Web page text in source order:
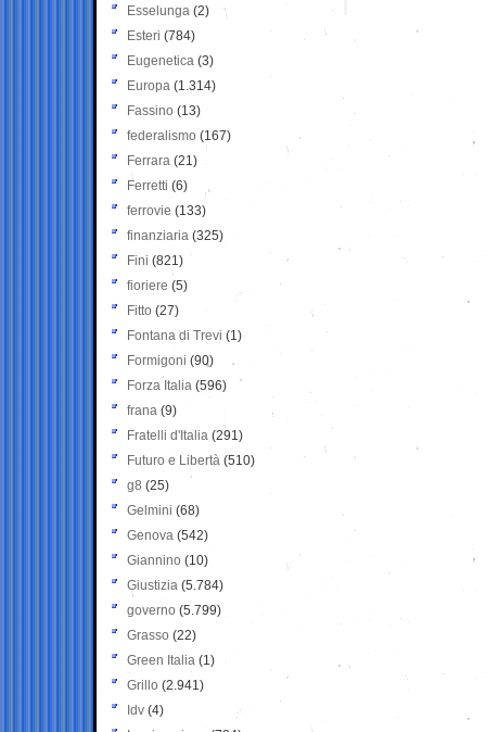
Esselunga (2)
Esteri (784)
Eugenetica (3)
Europa (1.314)
Fassino (13)
federalismo (167)
Ferrara (21)
Ferretti (6)
ferrovie (133)
finanziaria (325)
Fini (821)
fioriere (5)
Fitto (27)
Fontana di Trevi (1)
Formigoni (90)
Forza Italia (596)
frana (9)
Fratelli d'Italia (291)
Futuro e Libertà (510)
g8 (25)
Gelmini (68)
Genova (542)
Giannino (10)
Giustizia (5.784)
governo (5.799)
Grasso (22)
Green Italia (1)
Grillo (2.941)
Idv (4)